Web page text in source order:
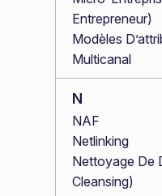
Entrepreneur)
Modèles
Multicanal
N
NAF
Netlinking
Nettoyage De
Cleansing)